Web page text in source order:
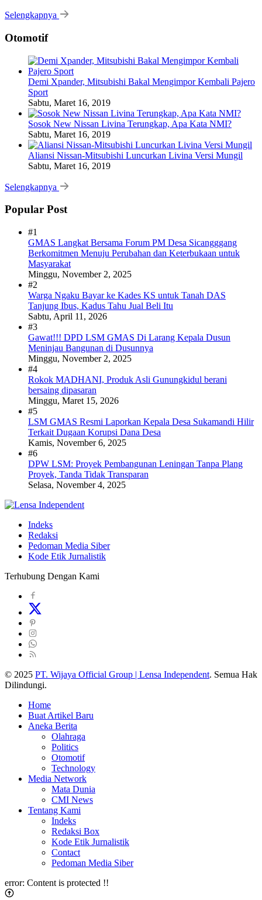
Selengkapnya
Otomotif
Demi Xpander, Mitsubishi Bakal Mengimpor Kembali Pajero
Sport
Sabtu, Maret 16, 2019
Sosok New Nissan Livina Terungkap, Apa Kata NMI?
Sabtu, Maret 16, 2019
Aliansi Nissan-Mitsubishi Luncurkan Livina Versi Mungil
Sabtu, Maret 16, 2019
Selengkapnya
Popular Post
#1
GMAS Langkat Bersama Forum PM Desa Sicangggang
Berkomitmen Menuju Perubahan dan Keterbukaan untuk
Masyarakat
Minggu, November 2, 2025
#2
Warga Ngaku Bayar ke Kades KS untuk Tanah DAS
Tanjung Ibus, Kadus Tahu Jual Beli Itu
Sabtu, April 11, 2026
#3
Gawat!!! DPD LSM GMAS Di Larang Kepala Dusun
Meninjau Bangunan di Dusunnya
Minggu, November 2, 2025
#4
Rokok MADHANI, Produk Asli Gunungkidul berani
bersaing dipasaran
Minggu, Maret 15, 2026
#5
LSM GMAS Resmi Laporkan Kepala Desa Sukamandi Hilir
Terkait Dugaan Korupsi Dana Desa
Kamis, November 6, 2025
#6
DPW LSM: Proyek Pembangunan Leningan Tanpa Plang
Proyek, Tanda Tidak Transparan
Selasa, November 4, 2025
Indeks
Redaksi
Pedoman Media Siber
Kode Etik Jurnalistik
Terhubung Dengan Kami
© 2025 PT. Wijaya Official Group | Lensa Independent. Semua Hak
Dilindungi.
Home
Buat Artikel Baru
Aneka Berita
Olahraga
Politics
Otomotif
Technology
Media Network
Mata Dunia
CMI News
Tentang Kami
Indeks
Redaksi Box
Kode Etik Jurnalistik
Contact
Pedoman Media Siber
error: Content is protected !!